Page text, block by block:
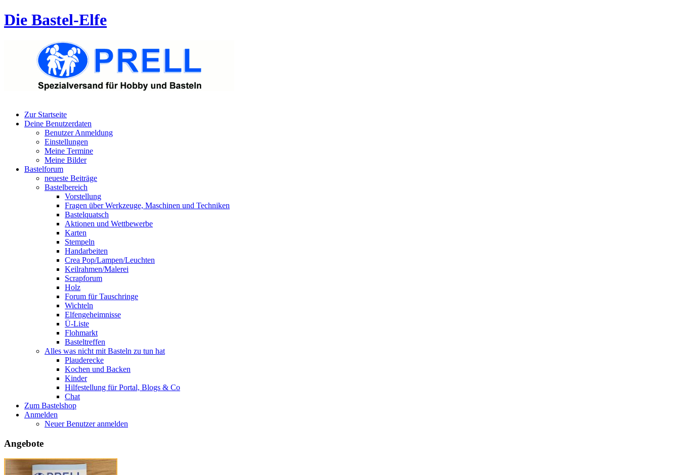
Die Bastel-Elfe
Zur Startseite
Deine Benutzerdaten
Benutzer Anmeldung
Einstellungen
Meine Termine
Meine Bilder
Bastelforum
neueste Beiträge
Bastelbereich
Vorstellung
Fragen über Werkzeuge, Maschinen und Techniken
Bastelquatsch
Aktionen und Wettbewerbe
Karten
Stempeln
Handarbeiten
Crea Pop/Lampen/Leuchten
Keilrahmen/Malerei
Scrapforum
Holz
Forum für Tauschringe
Wichteln
Elfengeheimnisse
Ü-Liste
Flohmarkt
Basteltreffen
Alles was nicht mit Basteln zu tun hat
Plauderecke
Kochen und Backen
Kinder
Hilfestellung für Portal, Blogs & Co
Chat
Zum Bastelshop
Anmelden
Neuer Benutzer anmelden
Angebote